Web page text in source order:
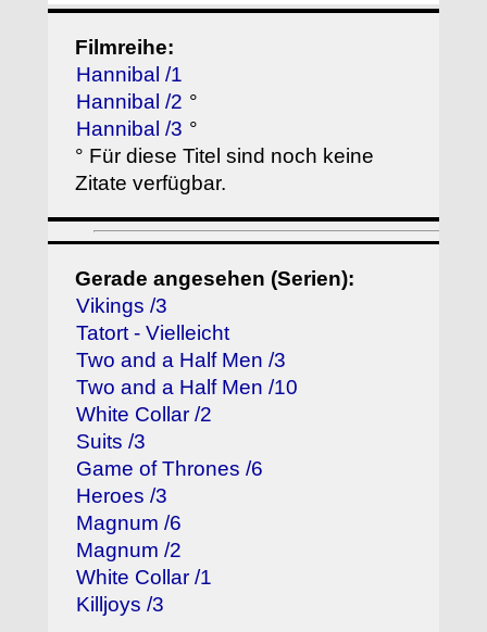
Filmreihe:
Hannibal /1
Hannibal /2 °
Hannibal /3 °
° Für diese Titel sind noch keine
Zitate verfügbar.
Gerade angesehen (Serien):
Vikings /3
Tatort - Vielleicht
Two and a Half Men /3
Two and a Half Men /10
White Collar /2
Suits /3
Game of Thrones /6
Heroes /3
Magnum /6
Magnum /2
White Collar /1
Killjoys /3